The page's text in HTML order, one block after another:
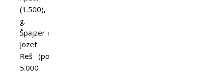
(1.500),
g.
Špajzer i
Jozef
Reš (po
5.000